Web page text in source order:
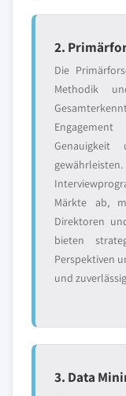
2.
Die
Methodik
Märkte ab,
Direktoren
bieten
Perspektiven
und
3. Data